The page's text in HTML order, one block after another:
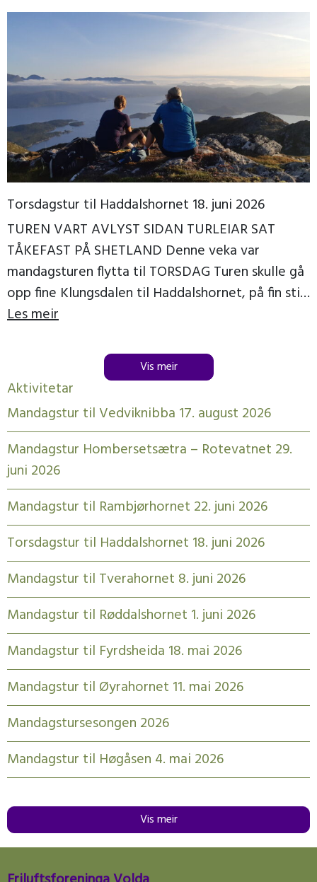
Torsdagstur til Haddalshornet 18. juni 2026
TUREN VART AVLYST SIDAN TURLEIAR SAT
TÅKEFAST PÅ SHETLAND Denne veka var
mandagsturen flytta til TORSDAG Turen skulle gå
opp fine Klungsdalen til Haddalshornet, på fin sti
til topps, der […]
Les meir
Vis meir
Aktivitetar
Mandagstur til Vedviknibba 17. august 2026
Mandagstur Hombersetsætra – Rotevatnet 29.
juni 2026
Mandagstur til Rambjørhornet 22. juni 2026
Torsdagstur til Haddalshornet 18. juni 2026
Mandagstur til Tverahornet 8. juni 2026
Mandagstur til Røddalshornet 1. juni 2026
Mandagstur til Fyrdsheida 18. mai 2026
Mandagstur til Øyrahornet 11. mai 2026
Mandagstursesongen 2026
Mandagstur til Høgåsen 4. mai 2026
Vis meir